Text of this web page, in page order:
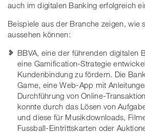
auch im digitalen Banking erfolgreich
Beispiele aus der Branche zeigen, wie
aussehen können:
BBVA, eine der führenden digitalen
eine Gamification-Strategie
Kundenbindung zu fördern. Die
Game, eine Web-App mit
Durchführung von Online-
konnte durch das Lösen von
und diese für Musikdownloads,
Fussball-Eintrittskarten oder